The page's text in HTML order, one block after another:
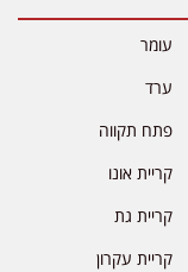
עומר
ערד
פתח תקווה
קריית אונו
קריית גת
קריית עקרון